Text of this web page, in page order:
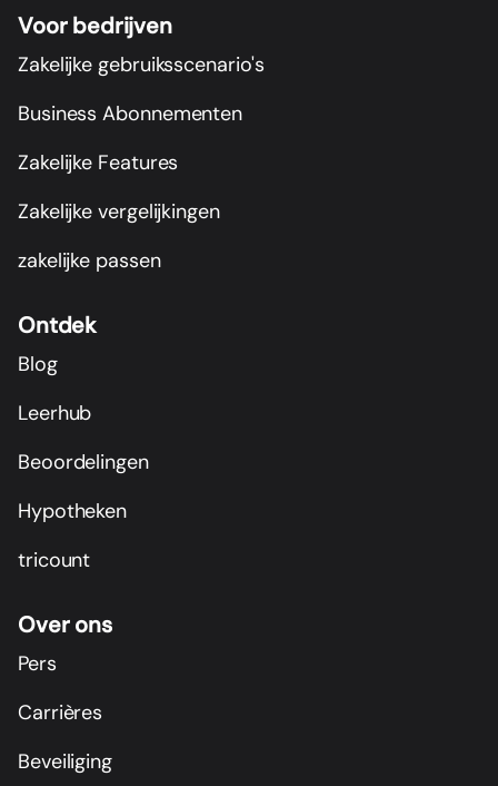
Voor bedrijven
Zakelijke gebruiksscenario's
Business Abonnementen
Zakelijke Features
Zakelijke vergelijkingen
zakelijke passen
Ontdek
Blog
Leerhub
Beoordelingen
Hypotheken
tricount
Over ons
Pers
Carrières
Beveiliging